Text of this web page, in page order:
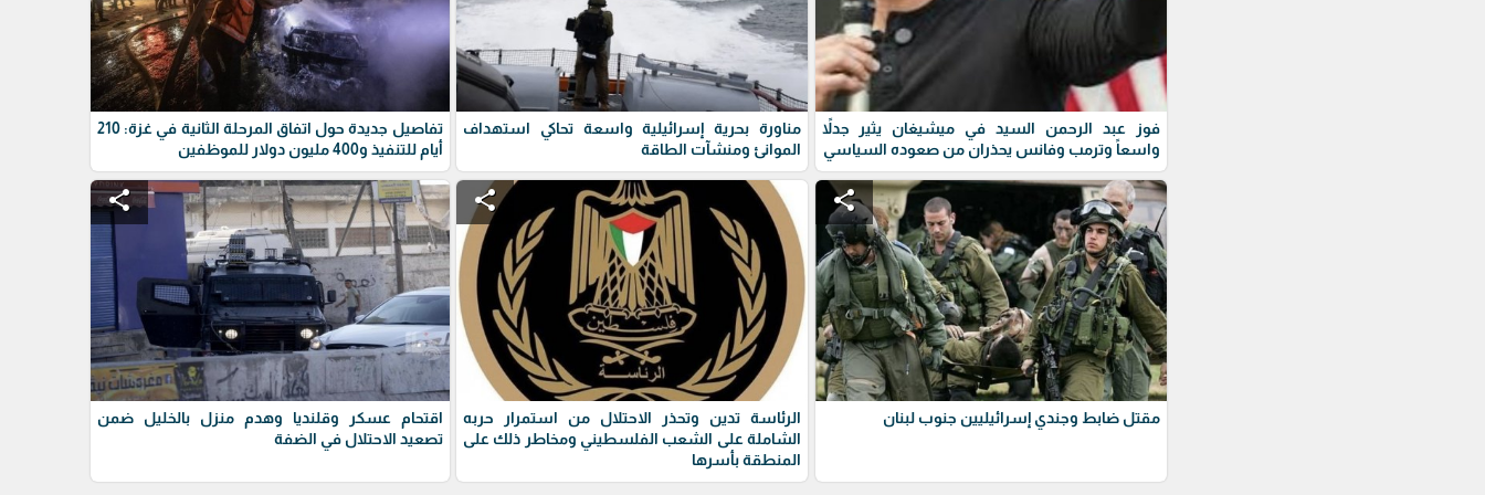
فوز عبد الرحمن السيد في ميشيغان يثير جدلاً
واسعاً وترمب وفانس يحذران من صعوده السياسي
مناورة بحرية إسرائيلية واسعة تحاكي استهداف
الموانئ ومنشآت الطاقة
تفاصيل جديدة حول اتفاق المرحلة الثانية في غزة: 210
أيام للتنفيذ و400 مليون دولار للموظفين
share
مقتل ضابط وجندي إسرائيليين جنوب لبنان
share
الرئاسة تدين وتحذر الاحتلال من استمرار حربه
الشاملة على الشعب الفلسطيني ومخاطر ذلك على
المنطقة بأسرها
share
اقتحام عسكر وقلنديا وهدم منزل بالخليل ضمن
تصعيد الاحتلال في الضفة